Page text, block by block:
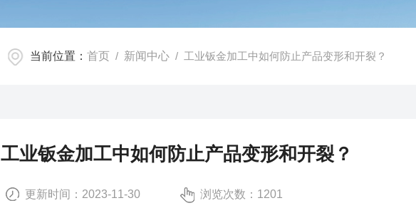
当前位置：首页 / 新闻中心 / 工业钣金加工中如何防止产品变形和开裂？
工业钣金加工中如何防止产品变形和开裂？
更新时间：2023-11-30 浏览次数：1201